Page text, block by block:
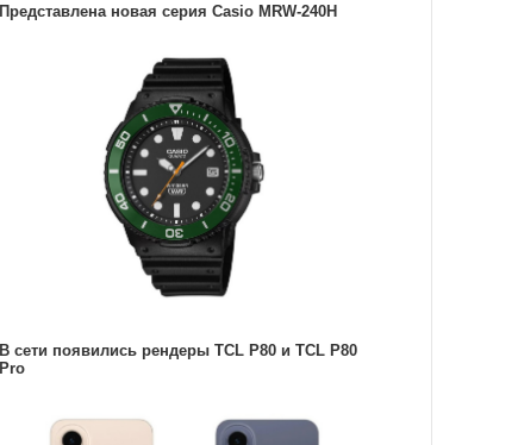
Представлена новая серия Casio MRW-240H
В сети появились рендеры TCL P80 и TCL P80
Pro